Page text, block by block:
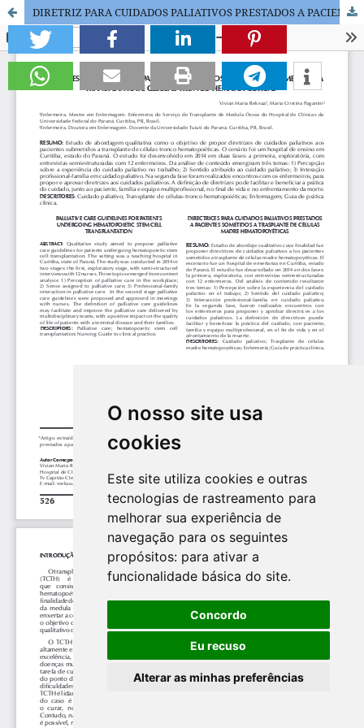
O nosso site usa
cookies
Este site utiliza cookies e outras
tecnologias de rastreamento para
melhorar sua experiência de
navegação para os seguintes
propósitos: para ativar a
funcionalidade básica do site.
Concordo
Eu recuso
Alterar as minhas preferências
DIRETRIZ PARA CUIDADOS PALIATIVOS PRESTADOS A PACIENTES SUBMETIDOS A TRANSPLANTE DE CÉLULAS TRONCO HEMATOPOÉTICAS